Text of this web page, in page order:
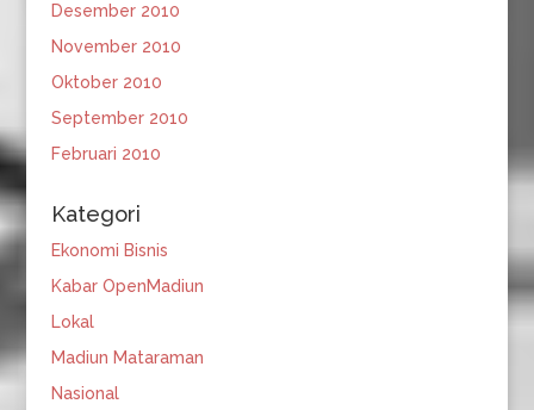
Desember 2010
November 2010
Oktober 2010
September 2010
Februari 2010
Kategori
Ekonomi Bisnis
Kabar OpenMadiun
Lokal
Madiun Mataraman
Nasional